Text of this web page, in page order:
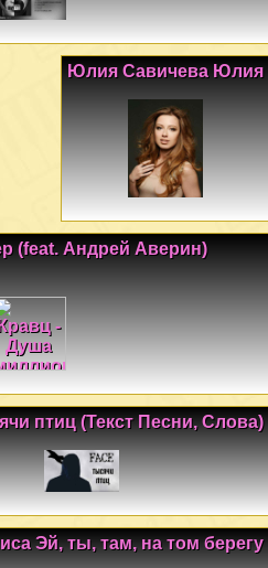
Юлия Савичева Юлия
(feat. Андрей Аверин)
птиц (Текст Песни, Слова)
Эй, ты, там, на том берегу